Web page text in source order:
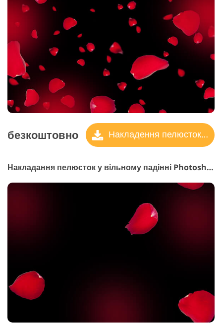
безкоштовно Накладення пелюсток троянд
Накладання пелюсток у вільному падінні Photoshop #16 "Gentle Breeze"